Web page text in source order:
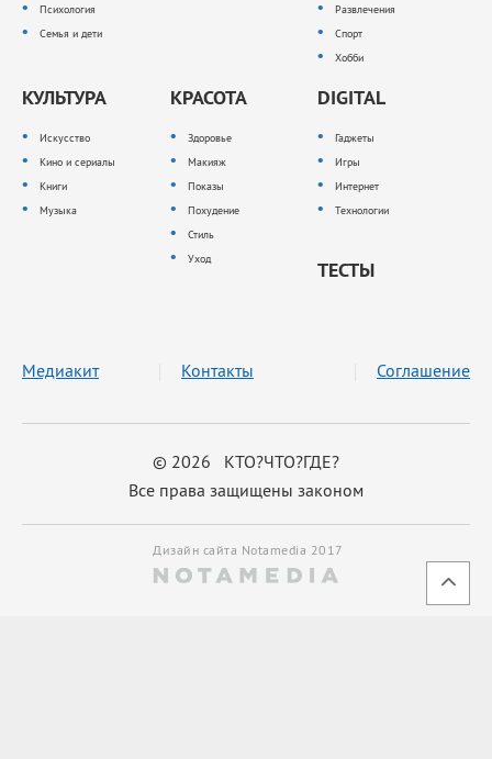
Психология
Семья и дети
Развлечения
Спорт
Хобби
КУЛЬТУРА
Искусство
Кино и сериалы
Книги
Музыка
КРАСОТА
Здоровье
Макияж
Показы
Похудение
Стиль
Уход
DIGITAL
Гаджеты
Игры
Интернет
Технологии
ТЕСТЫ
© 2026 КТО?ЧТО?ГДЕ?
Все права защищены законом
Медиакит Контакты Соглашение
Дизайн сайта Notamedia 2017